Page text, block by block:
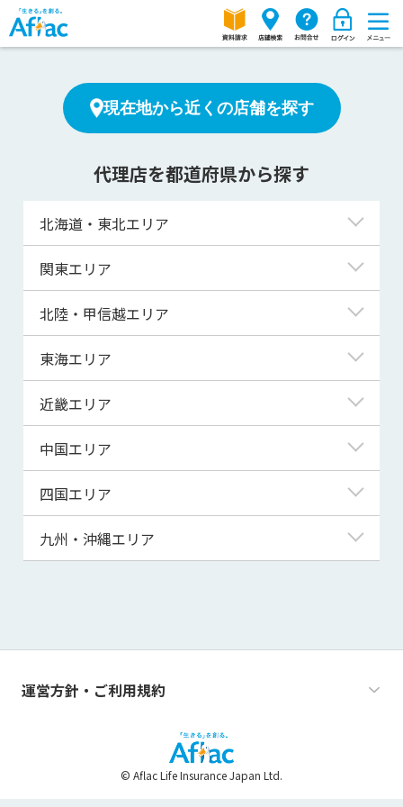
現在地から近くの店舗を探す
代理店を都道府県から探す
北海道・東北エリア
北海道
青森県
宮城県
秋田県
山形県
関東エリア
東京都
神奈川県
埼玉県
千葉県
茨城県
群馬県
北陸・甲信越エリア
新潟県
富山県
福井県
山梨県
長野県
東海エリア
岐阜県
静岡県
三重県
近畿エリア
滋賀県
京都府
大阪府
兵庫県
和歌山県
中国エリア
鳥取県
島根県
山口県
四国エリア
徳島県
高知県
九州・沖縄エリア
熊本県
運営方針・ご利用規約
© Aflac Life Insurance Japan Ltd.